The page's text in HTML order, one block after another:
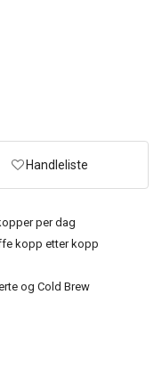
per dag
kopp etter kopp
og Cold Brew
Handleliste